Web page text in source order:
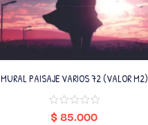
MURAL PAISAJE VARIOS 72 (VALOR M2)
$85.000